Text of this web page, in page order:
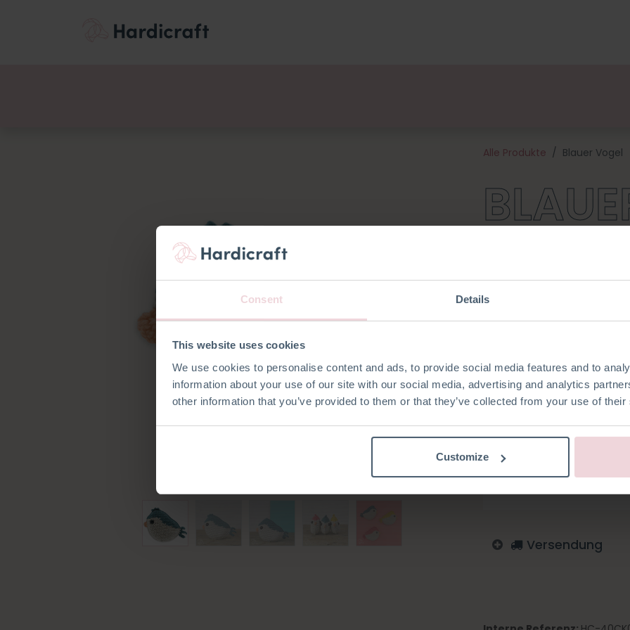
Consent Details
This website uses cookies
We use cookies to personalise content and ads, to provide social media features and to
information about your use of our site with our social media, advertising and analytics
other information that you’ve provided to them or that they’ve collected from your use of
Customize
Alle Produkte Blauer Vogel
Holen Sie sich mit dem
kleine Vogel ist in drei
Paket, also auch schön um
Paket enthält hochwertiges
außer der Häkelnadel,
groß und wird mit einer 2,5
Auf die Wunschliste
Melden Sie sich an, um
Englisch
Tschechisch
Versendung